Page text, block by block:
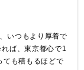
いつもより厚着で
ば、東京都心で1
ても積もるほどで